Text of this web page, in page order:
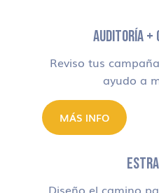
AUDITORÍA +
Reviso tus
ayudo a
MÁS INFO